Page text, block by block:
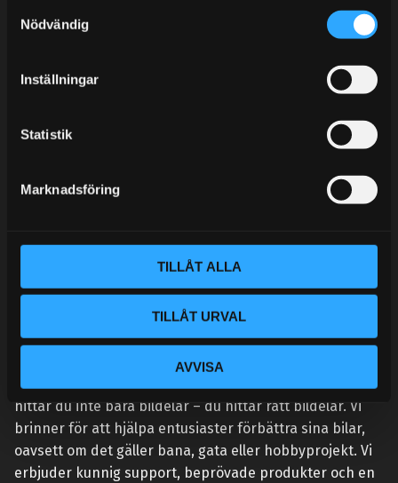
Nödvändig
Inställningar
Statistik
Marknadsföring
TILLÅT ALLA
TILLÅT URVAL
AVVISA
KUNSKAPSCENTER
KUNDTJÄNST
Vi lever och andas prestanda. Hos Street Performance
hittar du inte bara bildelar – du hittar rätt bildelar. Vi
brinner för att hjälpa entusiaster förbättra sina bilar,
oavsett om det gäller bana, gata eller hobbyprojekt. Vi
erbjuder kunnig support, beprövade produkter och en